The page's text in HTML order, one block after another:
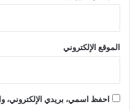
الموقع الإلكتروني
احفظ اسمي، بريدي الإلكتروني،